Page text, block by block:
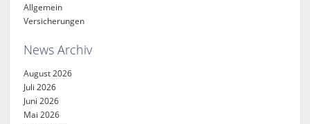
Allgemein
Versicherungen
News Archiv
August 2026
Juli 2026
Juni 2026
Mai 2026